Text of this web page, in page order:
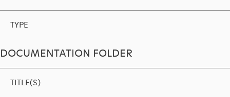
TYPE
DOCUMENTATION FOLDER
TITLE(S)